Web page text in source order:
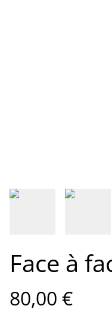
Face à
80,00 €